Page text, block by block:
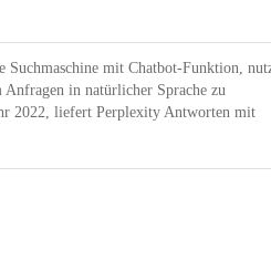
Suchmaschine mit Chatbot-Funktion,
in natürlicher Sprache zu
2022, liefert Perplexity Antworten mit